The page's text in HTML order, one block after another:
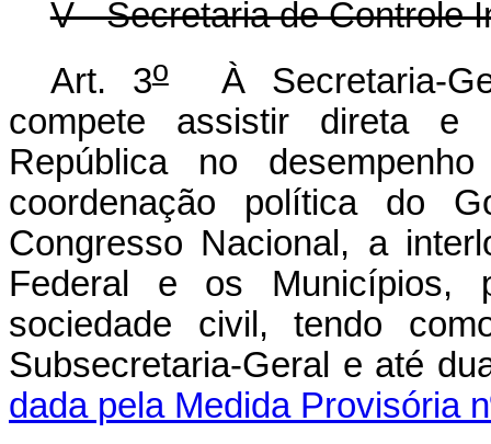
V - Secretaria de Controle
Art. 3oÀ Secretaria-
compete assistir direta e
República no
coordenação política do
Congresso Nacional, a
Federal e os Municípios,
sociedade civil, tendo
Subsecretaria-Geral e
dada pela Medida Provisória